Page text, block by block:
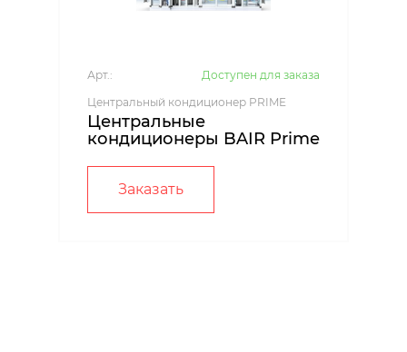
Арт.:
Доступен для заказа
Центральный кондиционер PRIME
Центральные
кондиционеры BAIR Prime
Заказать